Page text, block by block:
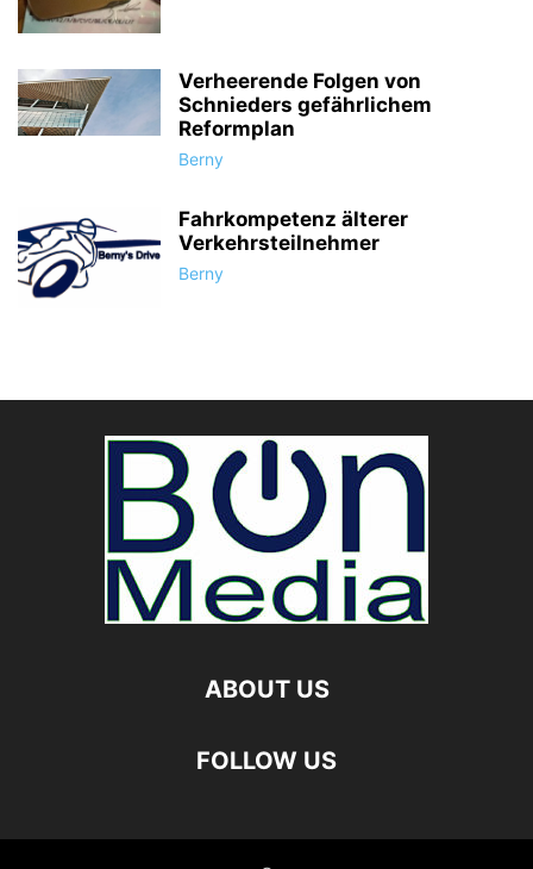
Verheerende Folgen von
Schnieders gefährlichem
Reformplan
Berny
Fahrkompetenz älterer
Verkehrsteilnehmer
Berny
ABOUT US
FOLLOW US